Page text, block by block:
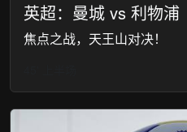
英超：曼城 vs 利物浦
焦点之战，天王山对决！